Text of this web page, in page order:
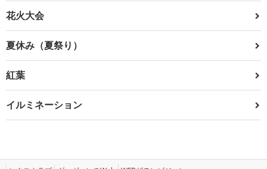
花火大会
夏休み（夏祭り）
紅葉
イルミネーション